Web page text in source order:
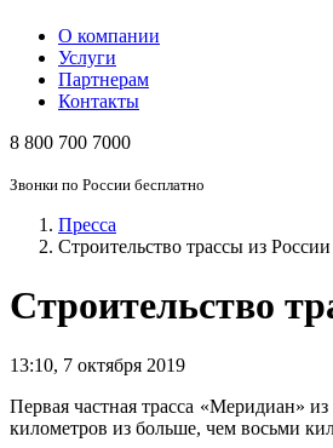
О компании
Услуги
Партнерам
Контакты
8 800 700 7000
Звонки по России бесплатно
Пресса
Строительство трассы из
Строительство
13:10, 7 октября 2019
Первая частная трасса «Меридиан»
километров из больше, чем восьми